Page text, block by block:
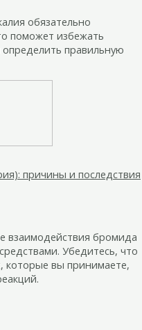
обязательно
поможет избежать
правильную
причины и последствия
взаимодействия бромида
Убедитесь, что
которые вы принимаете,